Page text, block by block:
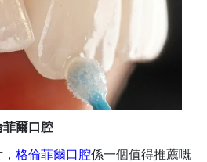
菲爾口腔
格倫菲爾口腔係一個值得推薦嘅